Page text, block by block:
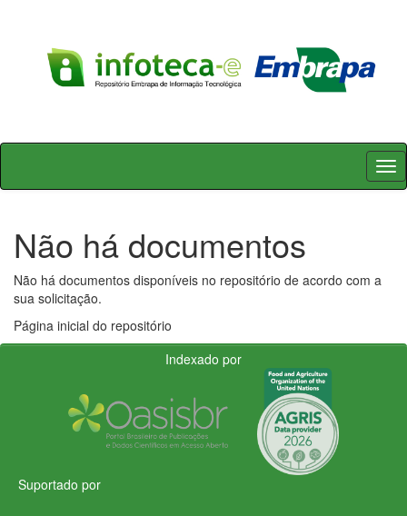
Skip
Não há documentos
Não há documentos disponíveis no repositório de acordo com a
sua solicitação.
Página inicial do repositório
Indexado por
Suportado por